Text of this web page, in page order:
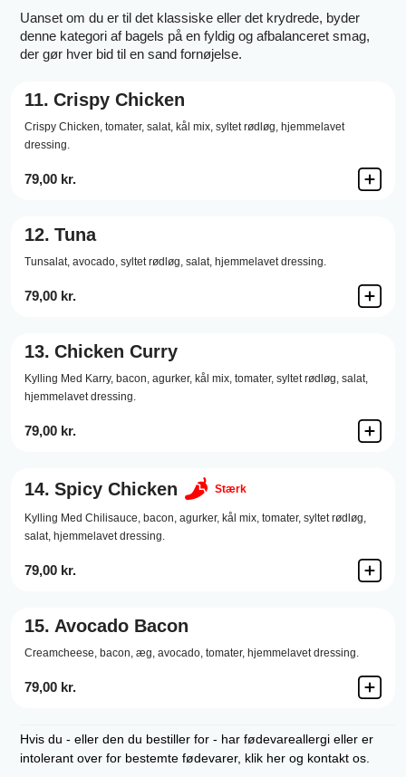
Uanset om du er til det klassiske eller det krydrede, byder
denne kategori af bagels på en fyldig og afbalanceret smag,
der gør hver bid til en sand fornøjelse.
11. Crispy Chicken
Crispy Chicken, tomater, salat, kål mix, syltet rødløg, hjemmelavet
dressing.
79,00 kr.
12. Tuna
Tunsalat, avocado, syltet rødløg, salat, hjemmelavet dressing.
79,00 kr.
13. Chicken Curry
Kylling Med Karry, bacon, agurker, kål mix, tomater, syltet rødløg, salat,
hjemmelavet dressing.
79,00 kr.
14. Spicy Chicken Stærk
Kylling Med Chilisauce, bacon, agurker, kål mix, tomater, syltet rødløg,
salat, hjemmelavet dressing.
79,00 kr.
15. Avocado Bacon
Creamcheese, bacon, æg, avocado, tomater, hjemmelavet dressing.
79,00 kr.
Hvis du - eller den du bestiller for - har fødevareallergi eller er
intolerant over for bestemte fødevarer, klik her og kontakt os.